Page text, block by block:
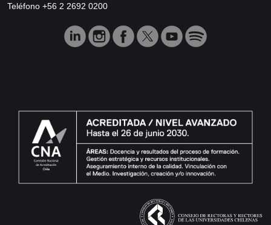
Teléfono +56 2 2692 0200